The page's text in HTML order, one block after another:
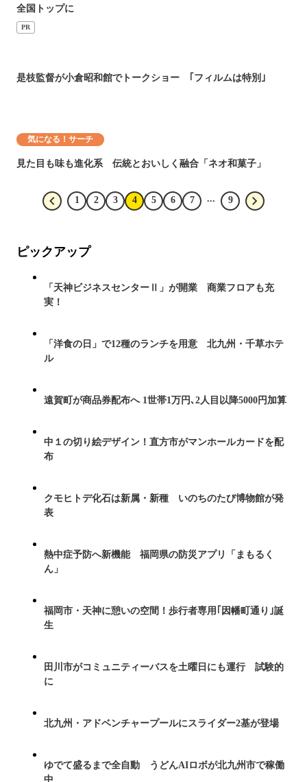
全国トップに
PR
是枝監督が小倉昭和館でトークショー ｢フィルムは特別｣
気になる！サーチ
見た目も味も進化系 伝統とおいしく融合「ネオ和菓子」
1 2 3 4 5 6 7 ... 9
ピックアップ
「天神ビジネスセンターⅡ」が開業 商業フロアも充
実！
「洋食の日」で12種のランチを用意 北九州・千草ホテ
ル
遠賀町が商品券配布へ 1世帯1万円､2人目以降5000円加算
中１の切り絵デザイン！直方市がマンホールカードを配
布
クモヒトデ化石は新属・新種 いのちのたび博物館が発
表
熱中症予防へ新機能 福岡県の防災アプリ「まもるく
ん」
福岡市・天神に憩いの空間！歩行者専用｢因幡町通り｣誕
生
田川市がコミュニティーバスを土曜日にも運行 試験的
に
北九州・アドベンチャープールにスライダー2基が登場
ゆでて盛るまで全自動 うどんAIロボが北九州市で稼働
中